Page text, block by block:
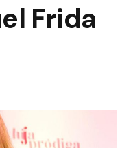
Frida